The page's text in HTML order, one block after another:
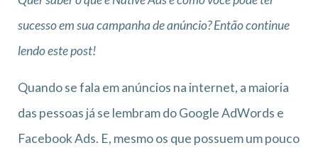
sucesso em sua campanha de anúncio? Então continue
lendo este post!
Quando se fala em anúncios na internet, a maioria
das pessoas já se lembram do Google AdWords e
Facebook Ads. E, mesmo os que possuem um pouco